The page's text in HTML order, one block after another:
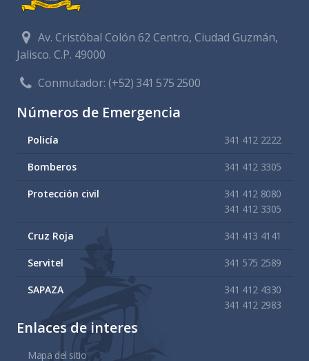
Av. Cristóbal Colón 62 Centro, Ciudad Guzmán,
Jalisco. C.P. 49000
Conmutador:(+52) 341 575 2500
Números de Emergencia
Policía 341 412 2222
Bomberos 341 412 3305
Protección civil
341 412 8080
341 412 3305
Cruz Roja 341 413 4141
Servitel 341 575 2589
SAPAZA
341 412 4330
341 412 2983
Enlaces de interes
Mapa del sitio